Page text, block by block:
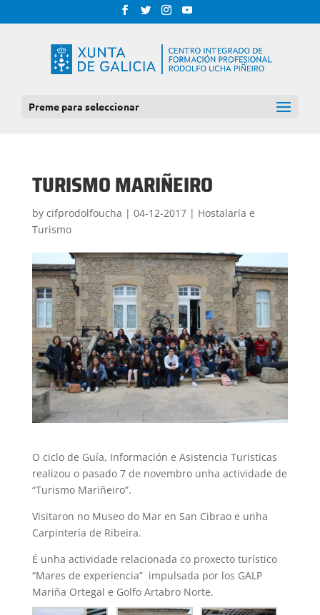
Preme para seleccionar
TURISMO MARIÑEIRO
by cifprodolfoucha | 04-12-2017| Hostalaría e
Turismo
O ciclo de Guía, Información e Asistencia Turisticas
realizou o pasado 7 de novembro unha actividade de
“Turismo Mariñeiro”.
Visitaron no Museo do Mar en San Cibrao e unha
Carpintería de Ribeira.
É unha actividade relacionada co proxecto turístico
“Mares de experiencia” impulsada por los GALP
Mariña Ortegal e Golfo Artabro Norte.